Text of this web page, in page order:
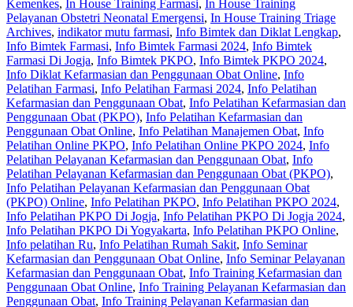
Kemenkes, In House Training Farmasi, In House Training
Pelayanan Obstetri Neonatal Emergensi, In House Training Triage
Archives, indikator mutu farmasi, Info Bimtek dan Diklat Lengkap,
Info Bimtek Farmasi, Info Bimtek Farmasi 2024, Info Bimtek
Farmasi Di Jogja, Info Bimtek PKPO, Info Bimtek PKPO 2024,
Info Diklat Kefarmasian dan Penggunaan Obat Online, Info
Pelatihan Farmasi, Info Pelatihan Farmasi 2024, Info Pelatihan
Kefarmasian dan Penggunaan Obat, Info Pelatihan Kefarmasian dan
Penggunaan Obat (PKPO), Info Pelatihan Kefarmasian dan
Penggunaan Obat Online, Info Pelatihan Manajemen Obat, Info
Pelatihan Online PKPO, Info Pelatihan Online PKPO 2024, Info
Pelatihan Pelayanan Kefarmasian dan Penggunaan Obat, Info
Pelatihan Pelayanan Kefarmasian dan Penggunaan Obat (PKPO),
Info Pelatihan Pelayanan Kefarmasian dan Penggunaan Obat
(PKPO) Online, Info Pelatihan PKPO, Info Pelatihan PKPO 2024,
Info Pelatihan PKPO Di Jogja, Info Pelatihan PKPO Di Jogja 2024,
Info Pelatihan PKPO Di Yogyakarta, Info Pelatihan PKPO Online,
Info pelatihan Ru, Info Pelatihan Rumah Sakit, Info Seminar
Kefarmasian dan Penggunaan Obat Online, Info Seminar Pelayanan
Kefarmasian dan Penggunaan Obat, Info Training Kefarmasian dan
Penggunaan Obat Online, Info Training Pelayanan Kefarmasian dan
Penggunaan Obat, Info Training Pelayanan Kefarmasian dan